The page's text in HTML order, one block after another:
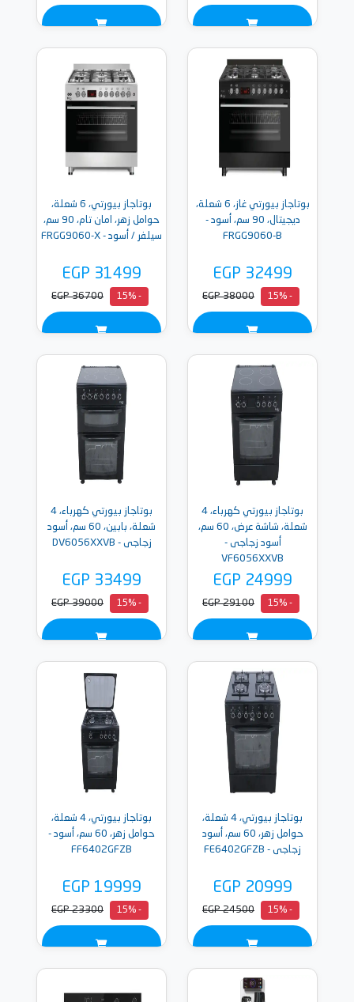
بوتاجاز بيورتي غاز، 6 شعلة،
ديجيتال، 90 سم، أسود -
FRGG9060-B
EGP 32499
- 15%
EGP 38000
بوتاجاز بيورتي، 6 شعلة،
حوامل زهر، امان تام، 90 سم،
سيلفر / أسود - FRGG9060-X
EGP 31499
- 15%
EGP 36700
بوتاجاز بيورتي كهرباء، 4
شعلة، شاشة عرض، 60 سم،
أسود زجاجى -
VF6056XXVB
EGP 24999
- 15%
EGP 29100
بوتاجاز بيورتي كهرباء، 4
شعلة، بابين، 60 سم، أسود
زجاجى - DV6056XXVB
EGP 33499
- 15%
EGP 39000
بوتاجاز بيورتي، 4 شعلة،
حوامل زهر، 60 سم، أسود
زجاجى - FE6402GFZB
EGP 20999
- 15%
EGP 24500
بوتاجاز بيورتي، 4 شعلة،
حوامل زهر، 60 سم، أسود -
FF6402GFZB
EGP 19999
- 15%
EGP 23300